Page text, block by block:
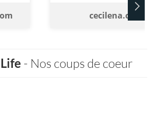
cecilena.com
- Nos coups de coeur